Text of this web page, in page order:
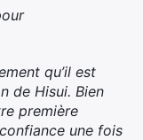
qu’il est
de Hisui. Bien
première
une fois